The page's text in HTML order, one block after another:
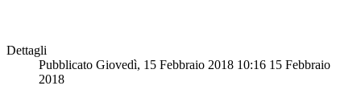
Dettagli
Pubblicato Giovedì, 15 Febbraio 2018 10:16 15 Febbraio
2018